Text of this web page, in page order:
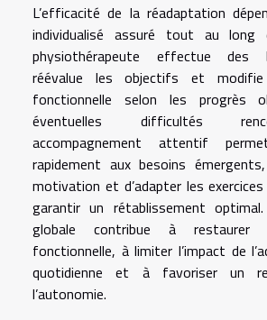
L’efficacité de la réadaptation
individualisé assuré tout au long
physiothérapeute effectue des
réévalue les objectifs et
fonctionnelle selon les progrès
éventuelles difficultés
accompagnement attentif
rapidement aux besoins
motivation et d’adapter les
garantir un rétablissement
globale contribue à restaurer
fonctionnelle, à limiter l’impact de
quotidienne et à favoriser un
l’autonomie.